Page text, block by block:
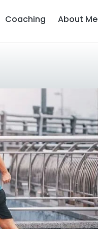
Coaching About Me